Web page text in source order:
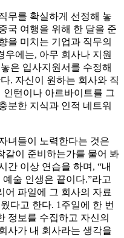
무를 확실하게 선정해 놓
국 여행을 위해 한 달을 준
을 미치는 기업과 직무의
우에는, 아무 회사나 지원
은 입사지원서를 수정해
. 자신이 원하는 회사와 직
턴이나 아르바이트를 그
분한 지식과 인적 네트워
녀들이 노력한다는 것은
같이 준비하는가를 물어 봐
간 이상 연습을 하며, “내
술 인생은 끝이다.”라고
어 파일에 그 회사의 자료
다고 한다. 1주일에 한 번
정보를 수집하고 자신의
사가 내 회사라는 생각을